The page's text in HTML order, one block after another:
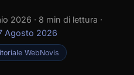
2026 · 8 min di lettura ·
Agosto 2026
WebNovis